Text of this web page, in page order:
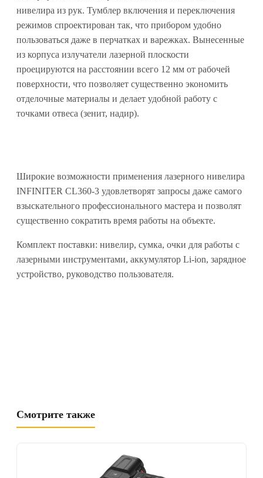
нивелира из рук. Тумблер включения и переключения
режимов спроектирован так, что прибором удобно
пользоваться даже в перчатках и варежках. Вынесенные
из корпуса излучатели лазерной плоскости
проецируются на расстоянии всего 12 мм от рабочей
поверхности, что позволяет существенно экономить
отделочные материалы и делает удобной работу с
точками отвеса (зенит, надир).
Широкие возможности применения лазерного нивелира
INFINITER CL360-3 удовлетворят запросы даже самого
взыскательного профессионального мастера и позволят
существенно сократить время работы на объекте.
Комплект поставки: нивелир, сумка, очки для работы с
лазерными инструментами, аккумулятор Li-ion, зарядное
устройство, руководство пользователя.
Смотрите также